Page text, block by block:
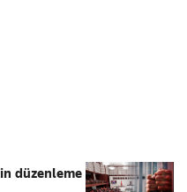
düzenleme